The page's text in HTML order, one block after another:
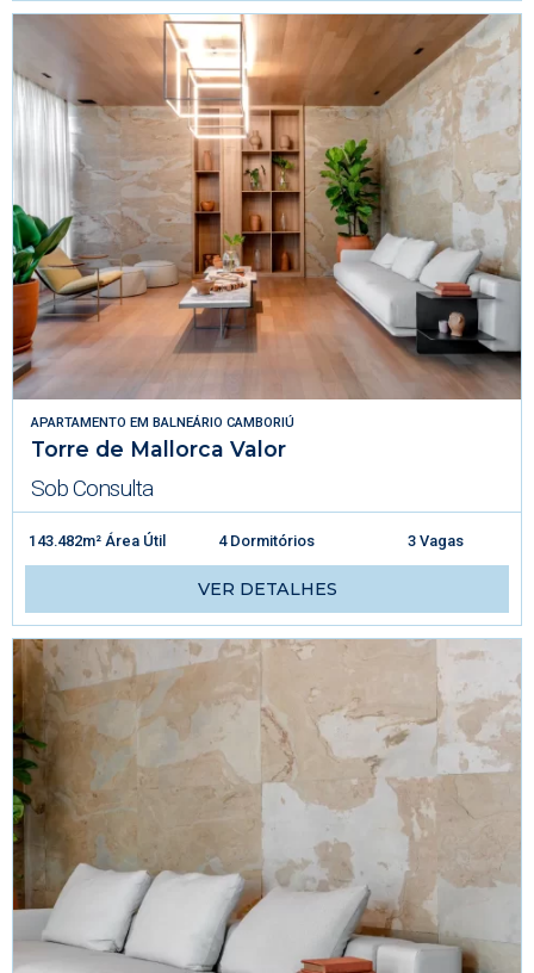
APARTAMENTO EM BALNEÁRIO CAMBORIÚ
Torre de Mallorca Valor
Sob Consulta
143.482m² Área Útil 4 Dormitórios 3 Vagas
VER DETALHES